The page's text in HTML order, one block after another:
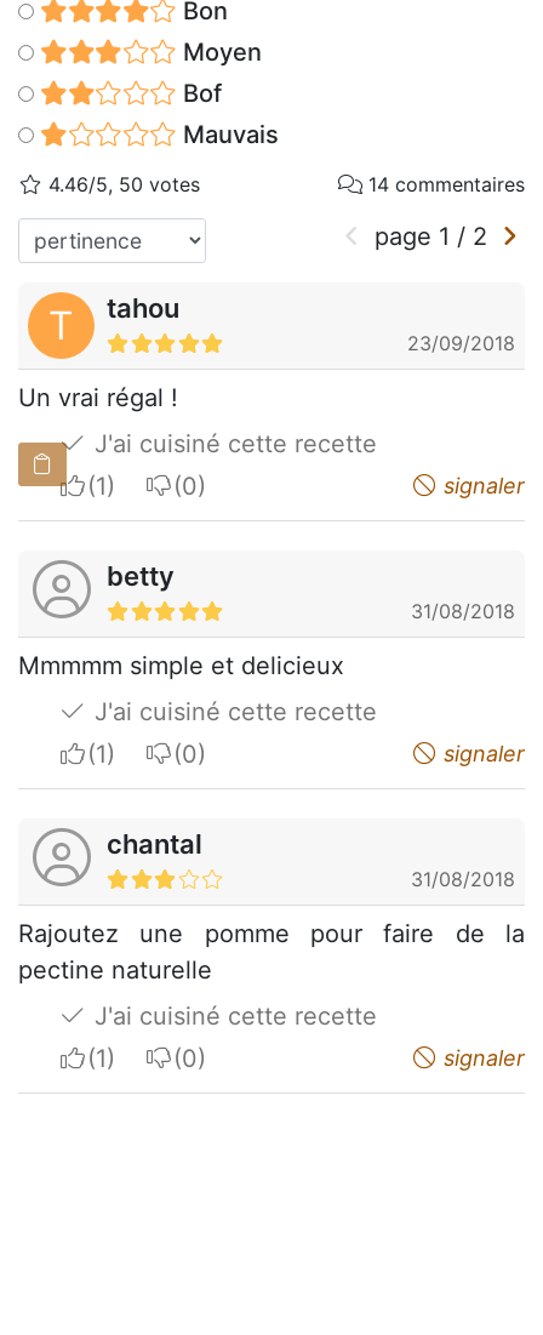
Bon
Moyen
Bof
Mauvais
4.46/5, 50 votes 14 commentaires
page 1 / 2
T tahou
23/09/2018
Un vrai régal !
J'ai cuisiné cette recette
I apreciateI do not appreciate signaler
betty
31/08/2018
Mmmmm simple et delicieux
J'ai cuisiné cette recette
I apreciateI do not appreciate signaler
chantal
31/08/2018
Rajoutez une pomme pour faire de la
pectine naturelle
J'ai cuisiné cette recette
I apreciateI do not appreciate signaler